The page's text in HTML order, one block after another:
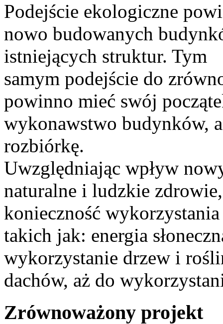
Podejście ekologiczne
nowo budowanych
istniejących struktur. Tym
samym podejście do
powinno mieć swój
wykonawstwo budynków,
rozbiórkę.
Uwzględniając wpływ
naturalne i ludzkie
konieczność
takich jak: energia
wykorzystanie drzew i
dachów, aż do
Zrównoważony projekt